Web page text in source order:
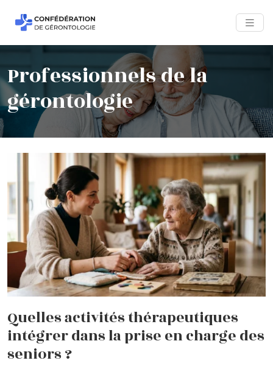
Professionnels de la
gérontologie
Quelles activités thérapeutiques
intégrer dans la prise en charge des
seniors ?